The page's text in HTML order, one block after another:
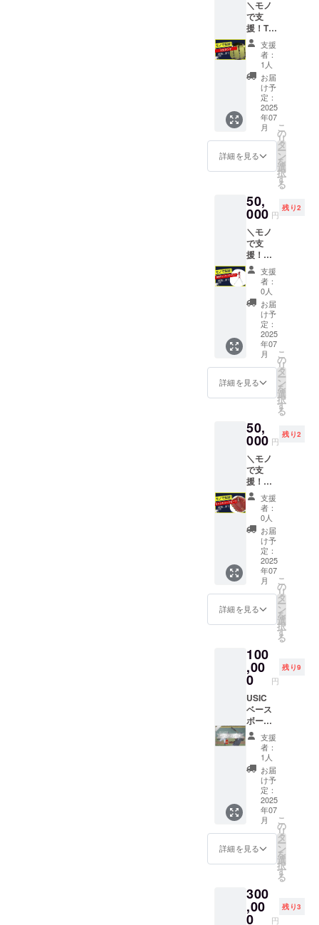
イメー
ジで
す。実
際に寄
贈いた
だくモ
ノと異
なる場
合があ
りま
す。
入）
②Twitte
r or
Instagr
am の
ID（紹
介を希
望され
ない場
合は”明
記不
要"と記
ご記入
くださ
イメー
ジで
す。実
際に寄
贈いた
だくモ
ノと異
なる場
合があ
りま
す。
て頂き
ます◯
・指導
中に
「いま
○○さん
のおか
げで鍛
えられ
てるよ
～」と
か言い
ます◯
備考欄
示を希
望され
合は”明
記不
要"と記
入）
②Twitte
r or
Instagr
am の
ID（紹
介を希
望され
ない場
合は”明
記不
要"と記
くださ
い。 ※
画像は
イメー
ジで
す。実
際に寄
贈いた
だくモ
ノと異
なる場
合があ
りま
す。
数：２
台 ・モ
ノのど
こかに
ご希望
のお名
前や名
称を記
載させ
て頂き
ます◯
・USIC
の
Instagr
をつけ
てご紹
介させ
て頂き
ます◯
・指導
中に
「いま
○○さん
のおか
げで鍛
えられ
てるよ
～」と
か言い
ます◯
備考欄
示を希
望され
合は”明
記不
要"と記
入）
②Twitte
r or
Instagr
am の
ID（紹
介を希
望され
ない場
合は”明
記不
要"と記
くださ
い。 ※
画像は
ジで
す。実
際に寄
贈いた
だくモ
ノと異
なる場
合があ
りま
す。
＼モノ
で支
援！Tス
タンド
／ 野球
塾で日
常的に
使う”T
スタン
ド”を寄
贈でき
るリ
ターン
です。
必要台
数：４
ノのど
こかに
ご希望
のお名
前や名
称を記
載させ
て頂き
ます◯
・USIC
Instagr
amで@
メン
ション
をつけ
てご紹
・指導
中に
「いま
○○さん
のおか
げで鍛
えられ
てるよ
～」と
か言い
ます◯
備考欄
に ①希
望掲示
名（掲
示を希
望され
要"と記
入）
②Twitte
r or
Instagr
am の
ID（紹
介を希
望され
ない場
合は”明
記不
要"と記
入） を
ご記入
くださ
い。 ※
画像は
際に寄
贈いた
だくモ
支援
者：
1人
お届
け予
定：
2025
年07
月
詳細を見る
こ
の
リ
タ
ー
ン
を
選
択
す
る
50,
000 円
残り2
＼モノ
で支
援！屋
内用
ピッチ
ングマ
シン／
野球塾
で日常
的に使
う”屋内
用ピッ
チング
マシ
ン”を寄
贈でき
ターン
です。
必要台
数：２
台 ・モ
ノのど
こかに
ご希望
のお名
前や名
称を記
載させ
て頂き
ます◯
・USIC
の
Instagr
をつけ
てご紹
介させ
て頂き
ます◯
・指導
中に
「いま
○○さん
のおか
げで鍛
えられ
てるよ
～」と
か言い
ます◯
備考欄
に ①希
望され
ない場
合は”明
支援
者：
0人
お届
け予
定：
2025
年07
月
詳細を見る
こ
の
リ
タ
ー
ン
を
選
択
す
る
50,
000 円
残り2
＼モノ
で支
援！
キャッ
チャー
グロー
ブ／ 野
球塾で
日常的
に使
う”キャ
チャー
グロー
ブ”を寄
贈でき
ターン
です。
必要個
数：２
個 ・モ
ノのど
こかに
ご希望
のお名
前や名
称を記
載させ
て頂き
ます◯
・USIC
Instagr
amで@
メン
ション
てご紹
介させ
て頂き
支援
者：
0人
お届
け予
定：
2025
年07
月
詳細を見る
こ
の
リ
タ
ー
ン
を
選
択
す
る
100
,00
0 円
残り9
USIC
ベース
ボール
アカデ
ミー 年
間スポ
ンサー
権(シル
バー) 期
間：
2025年
7月1日
～2026
年6月30
日の期
間の年
ンサー
権で
す。 リ
支援
者：
1人
お届
け予
定：
2025
年07
月
詳細を見る
こ
の
リ
タ
ー
ン
を
選
択
す
る
300
,00
0 円
残り3